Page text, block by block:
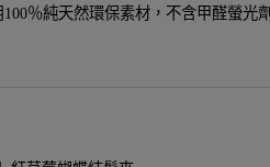
％純天然環保素材，不含甲醛螢光